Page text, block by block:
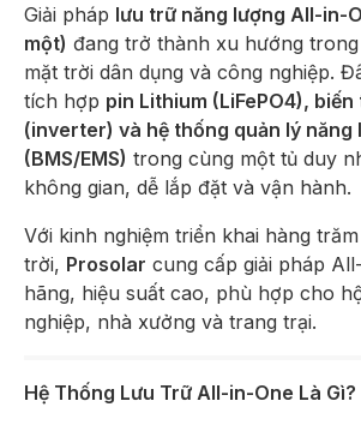
Giải pháp lưu trữ năng lượng All-in-
một) đang trở thành xu hướng
mặt trời dân dụng và công nghiệp.
tích hợp pin Lithium (LiFePO4),
(inverter) và hệ thống quản lý năng
(BMS/EMS) trong cùng một tủ duy
không gian, dễ lắp đặt và vận hành.
Với kinh nghiệm triển khai hàng
trời, Prosolar cung cấp giải pháp
hãng, hiệu suất cao, phù hợp cho
nghiệp, nhà xưởng và trang trại.
Hệ Thống Lưu Trữ All-in-One Là Gì?